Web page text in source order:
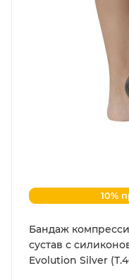
10%
Бандаж
сустав с
Evolution Silver